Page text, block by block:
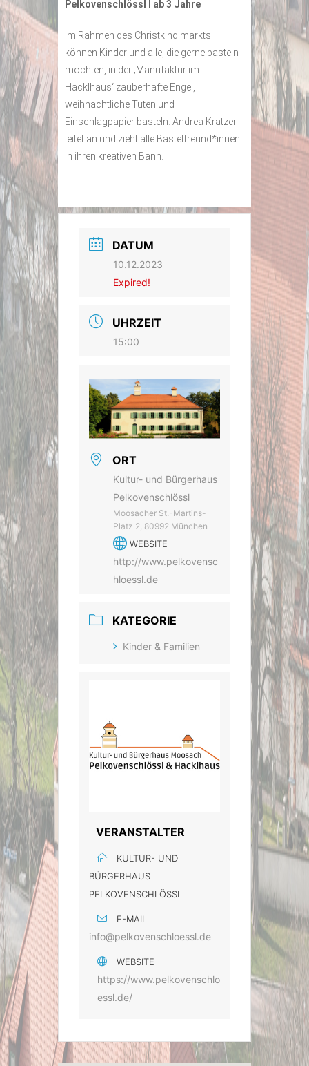
Pelkovenschlössl I ab 3 Jahre
Im Rahmen des Christkindlmarkts
können Kinder und alle, die gerne basteln
möchten, in der ‚Manufaktur im
Hacklhaus‘ zauberhafte Engel,
weihnachtliche Tüten und
Einschlagpapier basteln. Andrea Kratzer
leitet an und zieht alle Bastelfreund*innen
in ihren kreativen Bann.
DATUM
10.12.2023
Expired!
UHRZEIT
15:00
ORT
Kultur- und Bürgerhaus
Pelkovenschlössl
Moosacher St.-Martins-
Platz 2, 80992 München
WEBSITE
http://www.pelkovensc
hloessl.de
KATEGORIE
Kinder & Familien
VERANSTALTER
KULTUR- UND
BÜRGERHAUS
PELKOVENSCHLÖSSL
E-MAIL
info@pelkovenschloessl.de
WEBSITE
https://www.pelkovenschlo
essl.de/